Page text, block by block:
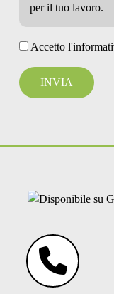
per il tuo lavoro.
Accetto